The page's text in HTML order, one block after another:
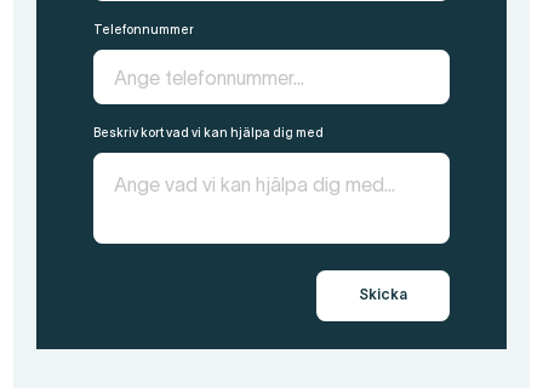
Telefonnummer
Beskriv kort vad vi kan hjälpa dig med
Skicka